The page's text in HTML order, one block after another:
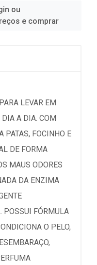
ou
e comprar
LEVAR EM
DIA A DIA. COM
PATAS, FOCINHO E
DE FORMA
MAUS ODORES
DA ENZIMA
POSSUI FÓRMULA
O PELO,